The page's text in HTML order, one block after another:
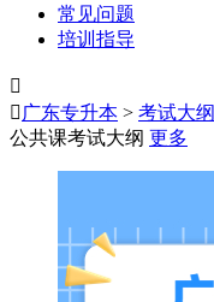
常见问题
培训指导

 广东专升本 > 考试大纲
公共课考试大纲 更多